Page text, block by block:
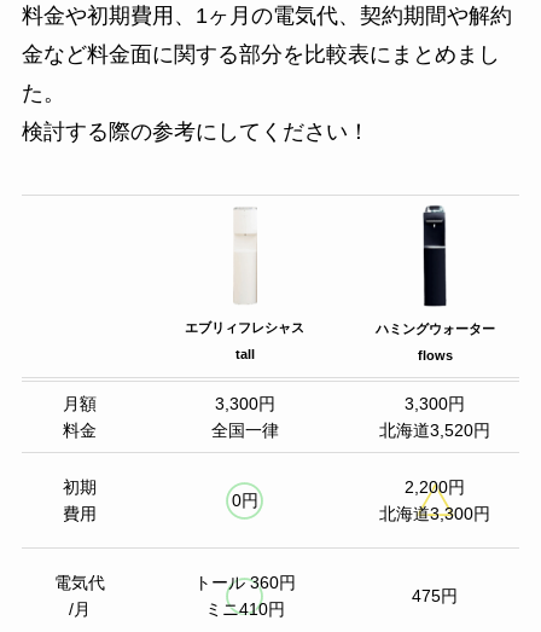
料金や初期費用、1ヶ月の電気代、契約期間や解約
金など料金面に関する部分を比較表にまとめまし
た。
検討する際の参考にしてください！
エブリィフレシャス
tall
ハミングウォーター
flows
月額
料金
3,300円
全国一律
3,300円
北海道3,520円
初期
費用
0円
2,200円
北海道3,300円
電気代
/月
トール 360円
ミニ410円
475円